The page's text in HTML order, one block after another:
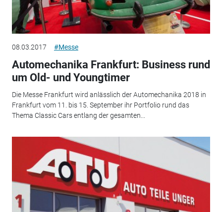
08.03.2017 #Messe
Automechanika Frankfurt: Business rund
um Old- und Youngtimer
Die Messe Frankfurt wird anlässlich der Automechanika 2018 in
Frankfurt vom 11. bis 15. September ihr Portfolio rund das
Thema Classic Cars entlang der gesamten...